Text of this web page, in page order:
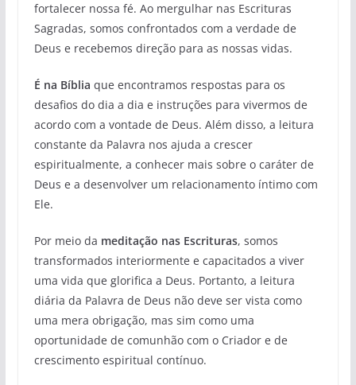
fortalecer nossa fé. Ao mergulhar nas Escrituras
Sagradas, somos confrontados com a verdade de
Deus e recebemos direção para as nossas vidas.
É na Bíblia que encontramos respostas para os
desafios do dia a dia e instruções para vivermos de
acordo com a vontade de Deus. Além disso, a leitura
constante da Palavra nos ajuda a crescer
espiritualmente, a conhecer mais sobre o caráter de
Deus e a desenvolver um relacionamento íntimo com
Ele.
Por meio da meditação nas Escrituras, somos
transformados interiormente e capacitados a viver
uma vida que glorifica a Deus. Portanto, a leitura
diária da Palavra de Deus não deve ser vista como
uma mera obrigação, mas sim como uma
oportunidade de comunhão com o Criador e de
crescimento espiritual contínuo.